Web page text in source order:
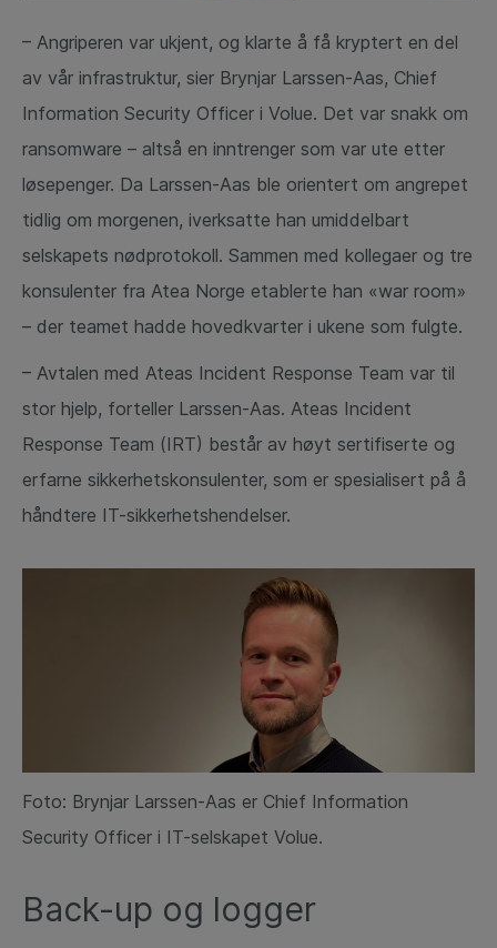
– Angriperen var ukjent, og klarte å få kryptert en del
av vår infrastruktur, sier Brynjar Larssen-Aas, Chief
Information Security Officer i Volue. Det var snakk om
ransomware – altså en inntrenger som var ute etter
løsepenger. Da Larssen-Aas ble orientert om angrepet
tidlig om morgenen, iverksatte han umiddelbart
selskapets nødprotokoll. Sammen med kollegaer og tre
konsulenter fra Atea Norge etablerte han «war room»
– der teamet hadde hovedkvarter i ukene som fulgte.
– Avtalen med Ateas Incident Response Team var til
stor hjelp, forteller Larssen-Aas. Ateas Incident
Response Team (IRT) består av høyt sertifiserte og
erfarne sikkerhetskonsulenter, som er spesialisert på å
håndtere IT-sikkerhetshendelser.
Foto: Brynjar Larssen-Aas er Chief Information
Security Officer i IT-selskapet Volue.
Back-up og logger